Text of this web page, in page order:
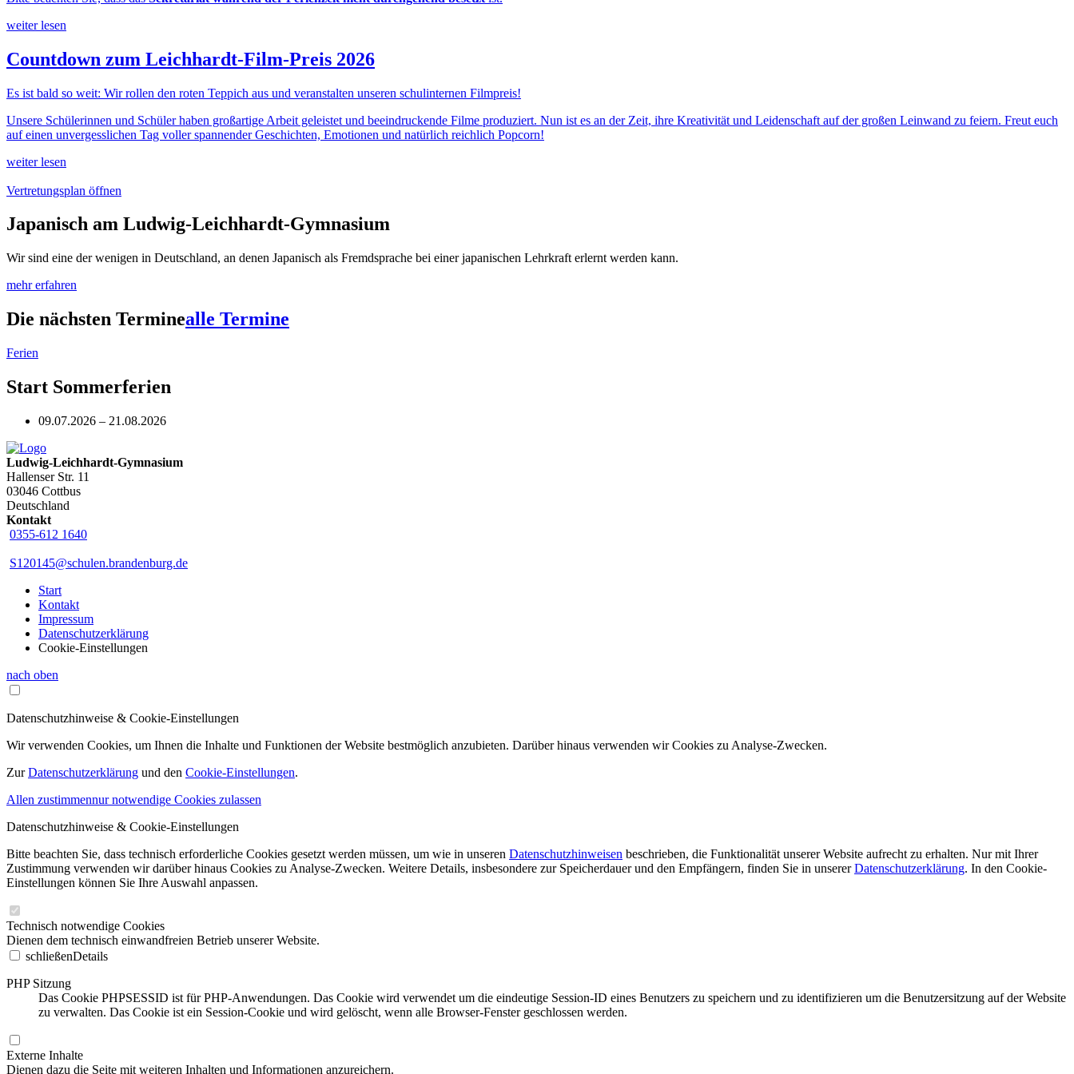
weiter lesen
Countdown zum Leichhardt-Film-Preis 2026
Es ist bald so weit: Wir rollen den roten Teppich aus und veranstalten unseren schulinternen Filmpreis!
Unsere Schülerinnen und Schüler haben großartige Arbeit geleistet und beeindruckende Filme produziert. Nun ist es an der Zeit, ihre Kreativität und Leidenschaft auf der großen Leinwand zu feiern. Freut euch
auf einen unvergesslichen Tag voller spannender Geschichten, Emotionen und natürlich reichlich Popcorn!
weiter lesen
Vertretungsplan öffnen
Japanisch am Ludwig-Leichhardt-Gymnasium
Wir sind eine der wenigen in Deutschland, an denen Japanisch als Fremdsprache bei einer japanischen Lehrkraft erlernt werden kann.
mehr erfahren
Die nächsten Terminealle Termine
Ferien
Start Sommerferien
09.07.2026 – 21.08.2026
Ludwig-Leichhardt-Gymnasium
Hallenser Str. 11
03046 Cottbus
Deutschland
Kontakt
0355-612 1640
S120145@schulen.brandenburg.de
Start
Kontakt
Impressum
Datenschutzerklärung
Cookie-Einstellungen
nach oben
Datenschutzhinweise & Cookie-Einstellungen
Wir verwenden Cookies, um Ihnen die Inhalte und Funktionen der Website bestmöglich anzubieten. Darüber hinaus verwenden wir Cookies zu Analyse-Zwecken.
ZurDatenschutzerklärung und den Cookie-Einstellungen.
Allen zustimmennur notwendige Cookies zulassen
Datenschutzhinweise & Cookie-Einstellungen
Bitte beachten Sie, dass technisch erforderliche Cookies gesetzt werden müssen, um wie in unseren Datenschutzhinweisen beschrieben, die Funktionalität unserer Website aufrecht zu erhalten. Nur mit Ihrer
Zustimmung verwenden wir darüber hinaus Cookies zu Analyse-Zwecken. Weitere Details, insbesondere zur Speicherdauer und den Empfängern, finden Sie in unsererDatenschutzerklärung. In den Cookie-
Einstellungen können Sie Ihre Auswahl anpassen.
Technisch notwendige Cookies
Dienen dem technisch einwandfreien Betrieb unserer Website.
schließenDetails
PHP Sitzung
Das Cookie PHPSESSID ist für PHP-Anwendungen. Das Cookie wird verwendet um die eindeutige Session-ID eines Benutzers zu speichern und zu identifizieren um die Benutzersitzung auf der Website
zu verwalten. Das Cookie ist ein Session-Cookie und wird gelöscht, wenn alle Browser-Fenster geschlossen werden.
Externe Inhalte
Dienen dazu die Seite mit weiteren Inhalten und Informationen anzureichern.